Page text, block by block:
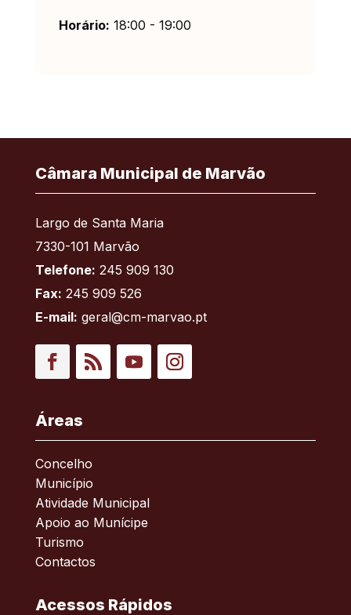
Horário: 18:00 - 19:00
Câmara Municipal de Marvão
Largo de Santa Maria
7330-101 Marvão
Telefone: 245 909 130
Fax: 245 909 526
E-mail: geral@cm-marvao.pt
Áreas
Concelho
Município
Atividade Municipal
Apoio ao Munícipe
Turismo
Contactos
Acessos Rápidos